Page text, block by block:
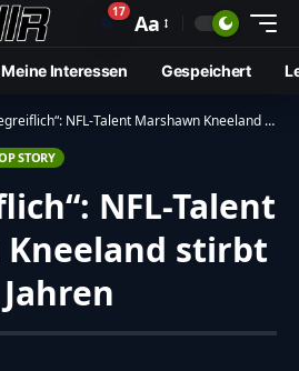
🔔17 Aa
Meine Interessen Gespeichert
NFL-Talent Marshawn Kneeland stirbt mit nur 24 Jahren
STORY
NFL-Talent
stirbt